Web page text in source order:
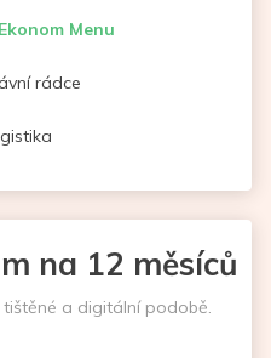
Ekonom Menu
rádce
na 12 měsíců
a digitální podobě.